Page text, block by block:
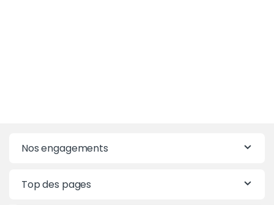
Nos engagements
Top des pages